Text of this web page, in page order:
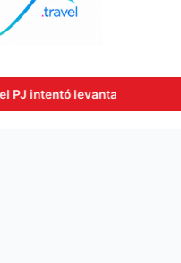
la sesión, pero el